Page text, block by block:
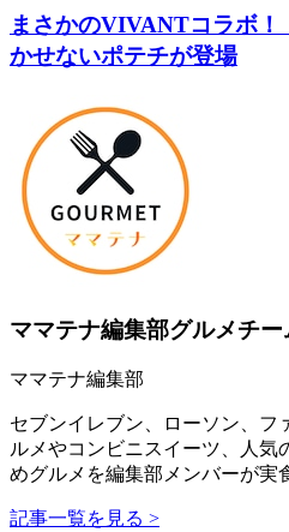
まさかのVIVANTコラボ！
かせないポテチが登場
ママテナ編集部グルメチー
ママテナ編集部
セブンイレブン、ローソン、フ
ルメやコンビニスイーツ、人気
めグルメを編集部メンバーが実
記事一覧を見る >